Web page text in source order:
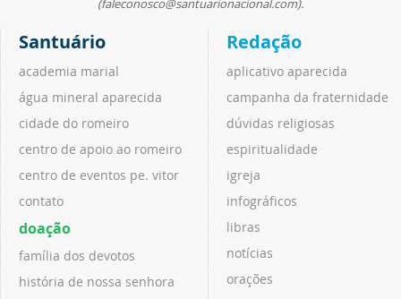
Santuário
academia marial
água mineral aparecida
cidade do romeiro
centro de apoio ao romeiro
centro de eventos pe. vitor
contato
doação
família dos devotos
história de nossa senhora
Redação
aplicativo aparecida
campanha da fraternidade
dúvidas religiosas
espiritualidade
igreja
infográficos
libras
notícias
orações